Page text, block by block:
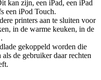
kan zijn, een iPad, een iPad
een iPod Touch.
printers aan te sluiten voor
in de warme keuken, in de
gekoppeld worden die
de gebruiker daar rechten